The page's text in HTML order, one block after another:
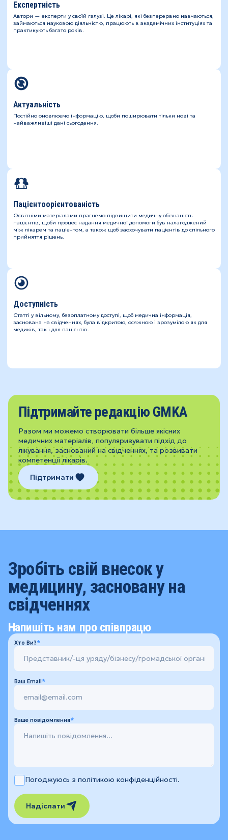
Експертність
Автори — експерти у своїй галузі. Це лікарі, які безперервно навчаються,
займаються науковою діяльністю, працюють в академічних інституціях та
практикують багато років.
Актуальність
Постійно оновлюємо інформацію, щоби поширювати тільки нові та
найважливіші дані сьогодення.
Пацієнтоорієнтованість
Освітніми матеріалами прагнемо підвищити медичну обізнаність
пацієнтів, щоби процес надання медичної допомоги був налагоджений
між лікарем та пацієнтом, а також щоб заохочувати пацієнтів до спільного
прийняття рішень.
Доступність
Статті у вільному, безоплатному доступі, щоб медична інформація,
заснована на свідченнях, була відкритою, осяжною і зрозумілою як для
медиків, так і для пацієнтів.
Підтримайте редакцію GMKA
Разом ми можемо створювати більше якісних
медичних матеріалів, популяризувати підхід до
лікування, заснований на свідченнях, та розвивати
компетенції лікарів.
Підтримати
Зробіть свій внесок у
медицину, засновану на
свідченнях
Напишіть нам про співпрацю
Хто Ви?
Ваш Email
Ваше повідомлення
Погоджуюсь з політикою конфіденційності.
Надіслати